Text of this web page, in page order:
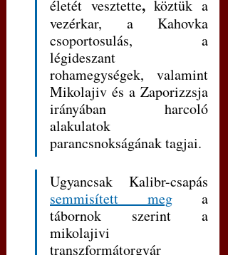
életét vesztette, köztük a
vezérkar, a Kahovka
csoportosulás, a
légideszant
rohamegységek, valamint
Mikolajiv és a Zaporizzsja
irányában harcoló
alakulatok
parancsnokságának tagjai.
semmisített meg a
tábornok szerint a
mikolajivi
transzformátorgyár